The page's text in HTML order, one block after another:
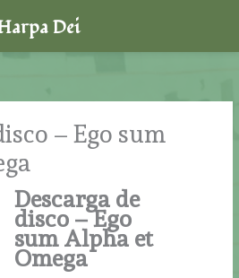
– Ego sum
Descarga de
disco – Ego
sum Alpha et
Omega
Dei